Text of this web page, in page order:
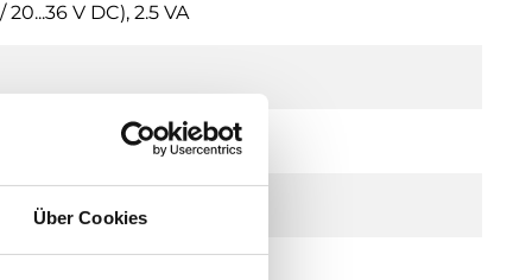
Über Cookies
V DC), 2.5 VA